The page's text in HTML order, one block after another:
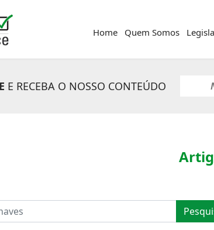
Home Quem Somos
E RECEBA O NOSSO CONTEÚDO